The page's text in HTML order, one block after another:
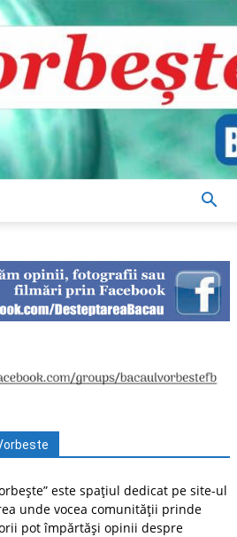
este spațiul dedicat pe site-ul
unde vocea comunității prinde
pot împărtăși opinii despre